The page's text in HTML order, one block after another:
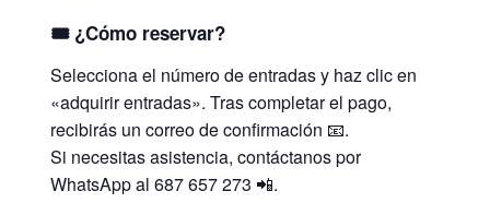
🎟️ ¿Cómo reservar?
Selecciona el número de entradas y haz clic en
«adquirir entradas». Tras completar el pago,
recibirás un correo de confirmación 📧.
Si necesitas asistencia, contáctanos por
WhatsApp al 687 657 273 📲.